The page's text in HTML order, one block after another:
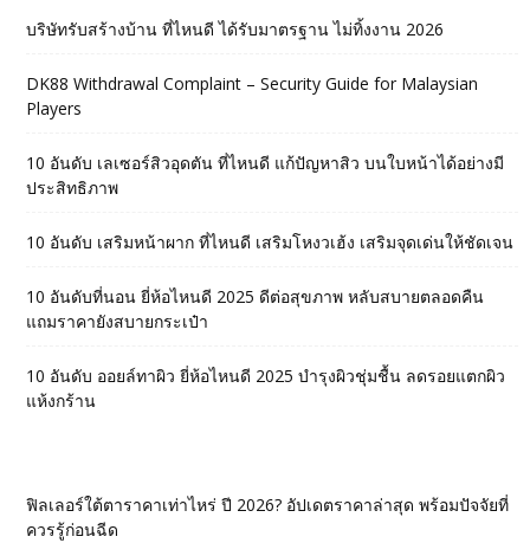
บริษัทรับสร้างบ้าน ที่ไหนดี ได้รับมาตรฐาน ไม่ทิ้งงาน 2026
DK88 Withdrawal Complaint – Security Guide for Malaysian
Players
10 อันดับ เลเซอร์สิวอุดตัน ที่ไหนดี แก้ปัญหาสิว บนใบหน้าได้อย่างมี
ประสิทธิภาพ
10 อันดับ เสริมหน้าผาก ที่ไหนดี เสริมโหงวเฮ้ง เสริมจุดเด่นให้ชัดเจน
10 อันดับที่นอน ยี่ห้อไหนดี 2025 ดีต่อสุขภาพ หลับสบายตลอดคืน
แถมราคายังสบายกระเป๋า
10 อันดับ ออยล์ทาผิว ยี่ห้อไหนดี 2025 บำรุงผิวชุ่มชื้น ลดรอยแตกผิว
แห้งกร้าน
ฟิลเลอร์ใต้ตาราคาเท่าไหร่ ปี 2026? อัปเดตราคาล่าสุด พร้อมปัจจัยที่
ควรรู้ก่อนฉีด